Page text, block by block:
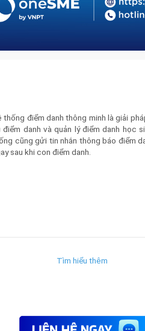
thống điểm danh thông minh là giải
điểm danh và quản lý điểm danh học
cũng gửi tin nhắn thông báo điểm
sau khi con điểm danh.
Tìm hiểu thêm